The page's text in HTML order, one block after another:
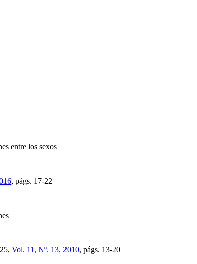
entre los sexos
, págs. 17-22
Vol. 11, Nº. 13, 2010, págs. 13-20